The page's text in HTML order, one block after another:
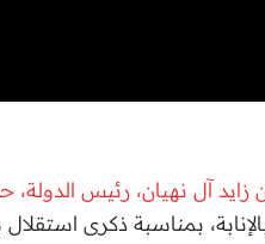
آل نهيان، رئيس الدولة،
بمناسبة ذكرى استقلال